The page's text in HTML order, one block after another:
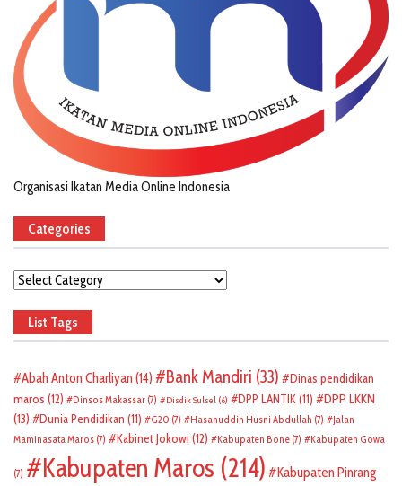
Organisasi Ikatan Media Online Indonesia
Categories
Categories
List Tags
Abah Anton Charliyan (14) Bank Mandiri (33)
Dinas pendidikan
maros (12) Dinsos Makassar (7) Disdik Sulsel (6) DPP LANTIK(11)
DPP LKKN
(13)
Dunia Pendidikan (11) G20 (7) Hasanuddin Husni Abdullah (7)
Jalan
Maminasata Maros (7) Kabinet Jokowi (12) Kabupaten Bone (7) Kabupaten Gowa
(7) Kabupaten Maros (214)
Kabupaten Pinrang